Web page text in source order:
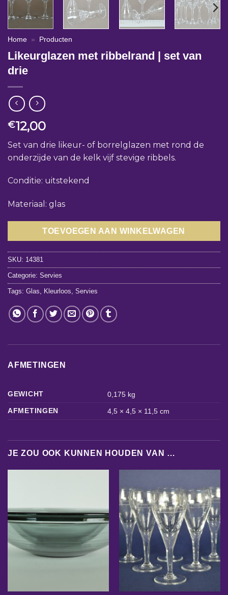
Home » Producten
Likeurglazen met ribbelrand | set van
drie
€12,00
Set van drie likeur- of borrelglazen met rond de
onderzijde van de kelk vijf stevige ribbels.
Conditie: uitstekend
Materiaal: glas
TOEVOEGEN AAN WINKELWAGEN
SKU: 14381
Categorie: Servies
Tags: Glas Kleurloos Servies
AFMETINGEN
GEWICHT
0,175 kg
AFMETINGEN
4,5 × 4,5 × 11,5 cm
JE ZOU OOK KUNNEN HOUDEN VAN …